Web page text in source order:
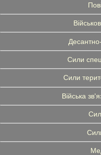
Сили
Сили
Війська